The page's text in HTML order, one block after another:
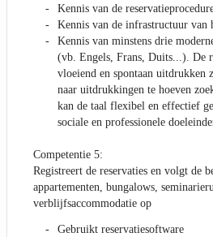
Kennis van de
Kennis van de infrastructuur van
Kennis van minstens drie
(vb. Engels, Frans, Duits...). De
vloeiend en spontaan uitdrukken
naar uitdrukkingen te hoeven
kan de taal flexibel en effectief
sociale en professionele
Competentie 5:
Registreert de reservaties en volgt de
appartementen, bungalows,
verblijfsaccommodatie op
Gebruikt reservatiesoftware